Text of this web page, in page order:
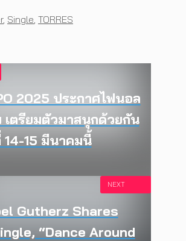
, Single, TORRES
2025 ประกาศไฟนอล
เตรียมตัวมาสนุกด้วยกัน
14-15 มีนาคมนี้
Gutherz Shares
“Dance Around
NEXT